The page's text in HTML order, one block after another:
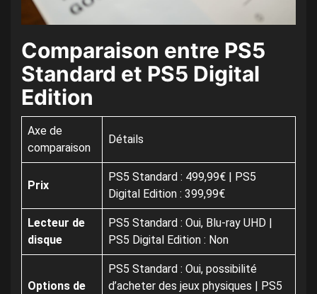
Comparaison entre PS5
Standard et PS5 Digital
Edition
Axe de
comparaison
Détails
Prix
PS5 Standard : 499,99€ | PS5
Digital Edition : 399,99€
Lecteur de
disque
PS5 Standard : Oui, Blu-ray UHD |
PS5 Digital Edition : Non
Options de
PS5 Standard : Oui, possibilité
d’acheter des jeux physiques | PS5